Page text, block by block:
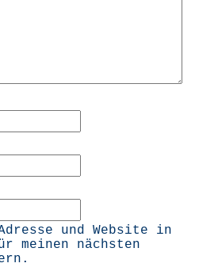
und Website in
meinen nächsten